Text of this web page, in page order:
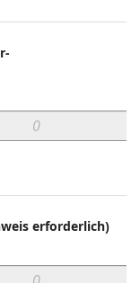
erforderlich)